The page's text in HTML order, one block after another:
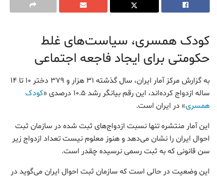
کودک همسری، سیاست‌های غلط
حکومتی برای ایجاد فاجعه اجتماعی
به گزارش مرکز آمار ایران، سال گذشته ۳۱ هزار و ۳۷۹ دختر ۱۰ تا ۱۴
ساله ازدواج کرده‌اند، این رقم بیانگر رشد ۱۰.۵ درصدی «
کودک
همسری» در ایران است.
این آمار منتشره تنها نسبت ازدواج‌های ثبت شده در سازمان ثبت
احوال ایران را نشان می‌دهد و هنوز معلوم نیست تعداد ازدواج زیر
سن قانونی که به ثبت رسمی نرسیده چقدر است.
این وضعیت در حالی است که سازمان ثبت احوال ایران می‌گوید در